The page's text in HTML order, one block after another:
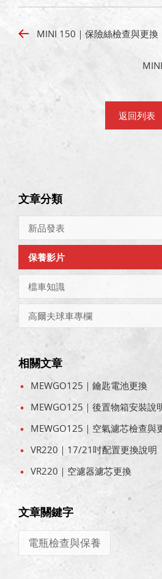
MINI 150｜保險絲檢查與更換
返回列表
文章分類
新品發表
保養影片
檔車知識
高爾夫球車專欄
相關文章
MEWGO125｜鑰匙電池更換
MEWGO125｜後置物箱安裝說
MEWGO125｜空氣濾芯檢查與
VR220｜17/21吋配置更換說明
VR220｜空濾器濾芯更換
文章關鍵字
電瓶檢查與保養